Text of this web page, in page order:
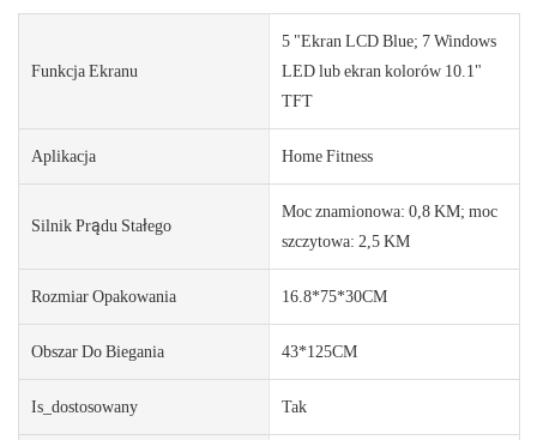
Funkcja Ekranu
5 "Ekran LCD Blue; 7 Windows
LED lub ekran kolorów 10.1"
TFT
Aplikacja Home Fitness
Silnik Prądu Stałego
Moc znamionowa: 0,8 KM; moc
szczytowa: 2,5 KM
Rozmiar Opakowania 16.8*75*30CM
Obszar Do Biegania 43*125CM
Is_dostosowany Tak